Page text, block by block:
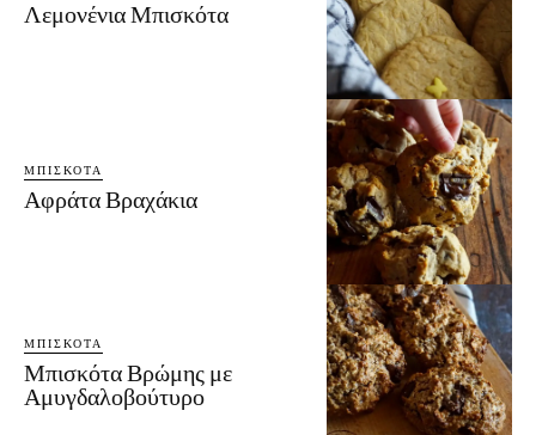
Λεμονένια Μπισκότα
ΜΠΙΣΚΌΤΑ
Αφράτα Βραχάκια
ΜΠΙΣΚΌΤΑ
Μπισκότα Βρώμης με
Αμυγδαλοβούτυρο